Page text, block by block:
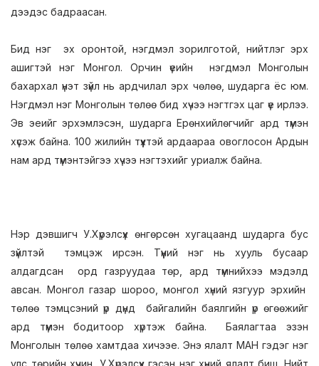
дээдэс бадраасан.
Бид нэг эх оронтой, нэгдмэл зорилготой, нийтлэг эрх
ашигтэй нэг Монгол. Орчин үеийн нэгдмэл Монголын
бахархал үнэт зүйл нь ардчилал эрх чөлөө, шударга ёс юм.
Нэгдмэл нэг Монголын төлөө бид хүчээ нэгтгэх цаг үе ирлээ.
Эв эеийг эрхэмлэсэн, шударга Ерөнхийлөгчийг ард түмэн
хүсэж байна. 100 жилийн түүхтэй ардаараа овоглосон Ардын
нам ард түмэнтэйгээ хүчээ нэгтэхийг уриалж байна.
Нэр дэвшигч У.Хүрэлсүх өнгөрсөн хугацаанд шударга бус
зүйлтэй тэмцэж ирсэн. Түүний нэг нь хууль бусаар
алдагдсан орд газруудаа төр, ард түмнийхээ мэдэлд
авсан. Монгол газар шороо, монгол хүний язгуур эрхийн
төлөө тэмцсэний үр дүнд байгалийн баялгийн үр өгөөжийг
ард түмэн бодитоор хүртэж байна. Баялагтаа эзэн
Монголын төлөө хамтдаа хичээе. Энэ ялалт МАН гэдэг нэг
улс төрийн хүчин, У.Хүрэлсүх гэсэн нэг хүний ялалт биш. Нийт